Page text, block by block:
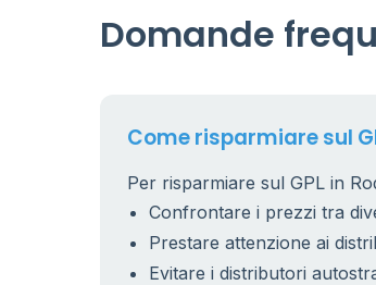
Domande
Come risparmiare sul
Per risparmiare sul GPL in
Confrontare i prezzi tra
Prestare attenzione ai
Evitare i distributori